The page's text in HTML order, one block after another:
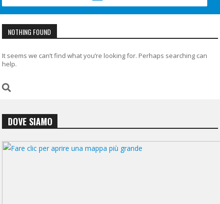
NOTHING FOUND
It seems we can’t find what you’re looking for. Perhaps searching can
help.
DOVE SIAMO